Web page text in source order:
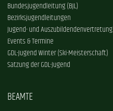
Bundesjugendleitung (BJL)
Bezirksjugendleitungen
Jugend- und Auszubildendenvertretung
Events & Termine
GDL-Jugend Winter (Ski-Meisterschaft)
Satzung der GDL-Jugend
BEAMTE